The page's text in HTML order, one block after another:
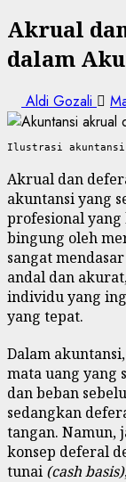
Akrual
dalam
Aldi Gozali
Ilustrasi
Akrual dan
akuntansi yang
profesional
bingung oleh
sangat
andal dan
individu yang
yang tepat.
Dalam
mata uang yang
dan beban
sedangkan
tangan. Namun,
konsep deferal
tunai (cash basis)